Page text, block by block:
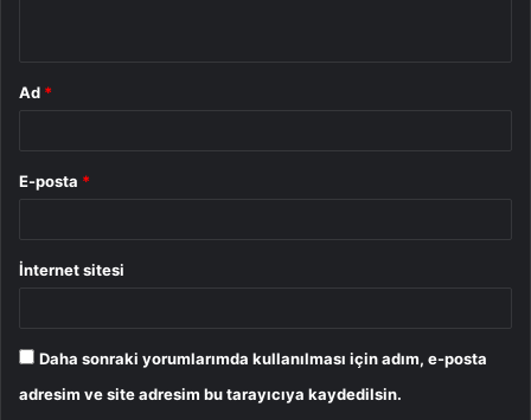
Ad *
E-posta *
İnternet sitesi
Daha sonraki yorumlarımda kullanılması için adım, e-posta
adresim ve site adresim bu tarayıcıya kaydedilsin.